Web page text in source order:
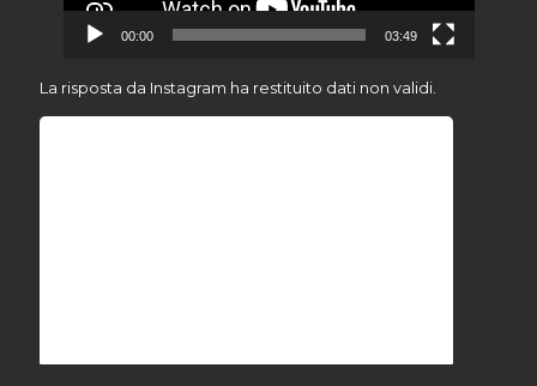
00:00 03:49
La risposta da Instagram ha restituito dati non validi.